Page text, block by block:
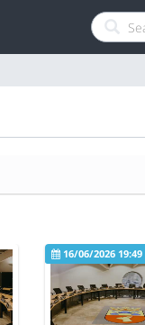
16/06/2026 19:49